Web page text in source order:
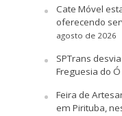
Cate Móvel
oferecendo
agosto de 2026
SPTrans
Freguesia do Ó
Feira de
em Pirituba,